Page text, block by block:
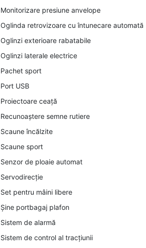
Monitorizare presiune anvelope
Oglinda retrovizoare cu întunecare automată
Oglinzi exterioare rabatabile
Oglinzi laterale electrice
Pachet sport
Port USB
Proiectoare ceață
Recunoaștere semne rutiere
Scaune încălzite
Scaune sport
Senzor de ploaie automat
Servodirecție
Set pentru mâini libere
Şine portbagaj plafon
Sistem de alarmă
Sistem de control al tracțiunii